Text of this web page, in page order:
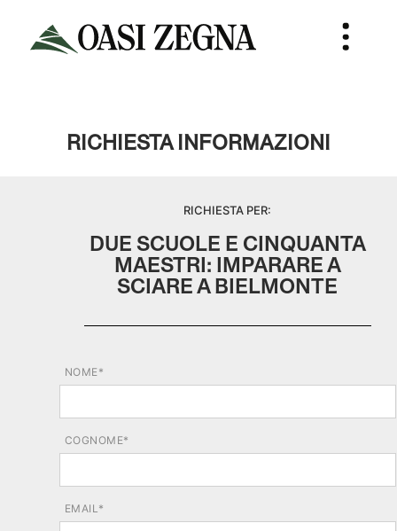
RICHIESTA INFORMAZIONI
RICHIESTA PER:
DUE SCUOLE E CINQUANTA
MAESTRI: IMPARARE A
SCIARE A BIELMONTE
NOME*
COGNOME*
EMAIL*